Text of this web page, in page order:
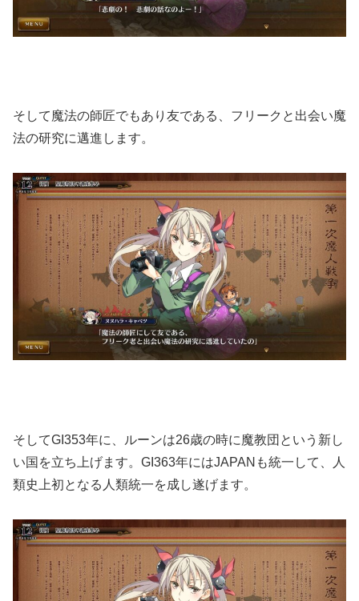
そして魔法の師匠でもあり友である、フリークと出会い魔
法の研究に邁進します。
そしてGI353年に、ルーンは26歳の時に魔教団という新し
い国を立ち上げます。GI363年にはJAPANも統一して、人
類史上初となる人類統一を成し遂げます。